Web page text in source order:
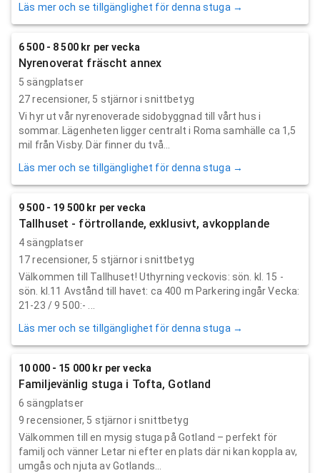
Läs mer och se tillgänglighet för denna stuga →
6 500 - 8 500 kr per vecka
Nyrenoverat fräscht annex
5 sängplatser
27recensioner, 5 stjärnor i snittbetyg
Vi hyr ut vår nyrenoverade sidobyggnad till vårt hus i
sommar. Lägenheten ligger centralt i Roma samhälle ca 1,5
mil från Visby. Där finner du två...
Läs mer och se tillgänglighet för denna stuga →
9 500 - 19 500 kr per vecka
Tallhuset - förtrollande, exklusivt, avkopplande
4 sängplatser
17recensioner, 5 stjärnor i snittbetyg
Välkommen till Tallhuset! Uthyrning veckovis: sön. kl. 15 -
sön. kl.11 Avstånd till havet: ca 400 m Parkering ingår Vecka:
21-23 / 9 500:- ...
Läs mer och se tillgänglighet för denna stuga →
10 000 - 15 000 kr per vecka
Familjevänlig stuga i Tofta, Gotland
6 sängplatser
9 recensioner, 5 stjärnor i snittbetyg
Välkommen till en mysig stuga på Gotland – perfekt för
familj och vänner Letar ni efter en plats där ni kan koppla av,
umgås och njuta av Gotlands...